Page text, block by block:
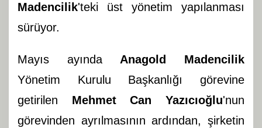
Madencilik'teki üst yönetim yapılanması
sürüyor.
Mayıs ayında Anagold Madencilik
Yönetim Kurulu Başkanlığı görevine
getirilen Mehmet Can Yazıcıoğlu'nun
görevinden ayrılmasının ardından, şirketin